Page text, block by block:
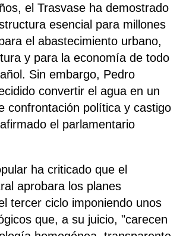
el Trasvase ha demostrado
esencial para millones
el abastecimiento urbano,
y para la economía de todo
Sin embargo, Pedro
convertir el agua en un
confrontación política y castigo
el parlamentario
ha criticado que el
aprobara los planes
tercer ciclo imponiendo unos
que, a su juicio, "carecen